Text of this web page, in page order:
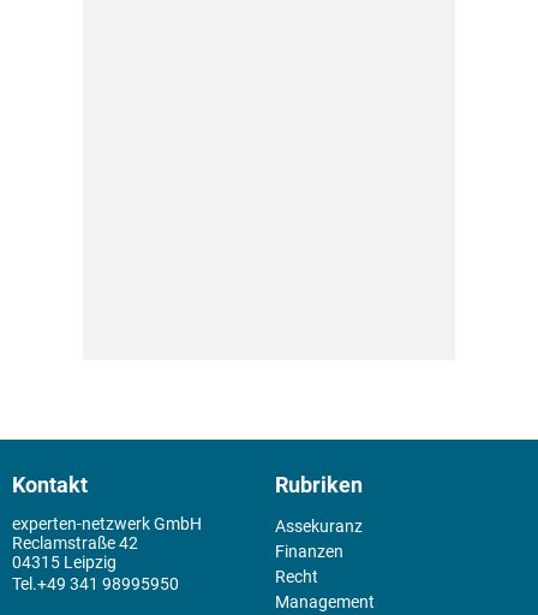
Kontakt
experten-netzwerk GmbH
Reclamstraße 42
04315 Leipzig
+49 341 98995950
Rubriken
Assekuranz
Finanzen
Recht
Management